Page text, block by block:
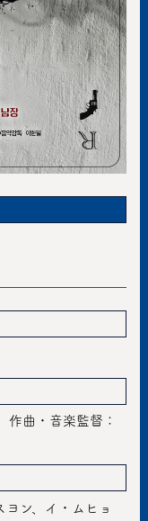
曲・音楽監督：
ヨン、イ・ムヒョ